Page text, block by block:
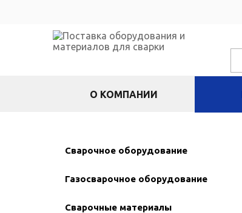
О КОМПАНИИ
Сварочное оборудование
Газосварочное оборудование
Сварочные материалы